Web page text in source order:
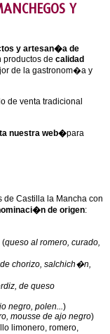
Y
y artesan�a de
productos de calidad
de la gastronom�a y
de venta tradicional
nuestra web�para
de Castilla la Mancha con
de origen:
(queso al romero, curado,
chorizo, salchich�n,
de queso
negro, polen...)
mousse de ajo negro)
limonero, romero,